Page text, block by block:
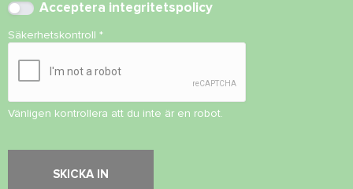
Acceptera integritetspolicy
Säkerhetskontroll *
Vänligen kontrollera att du inte är en robot.